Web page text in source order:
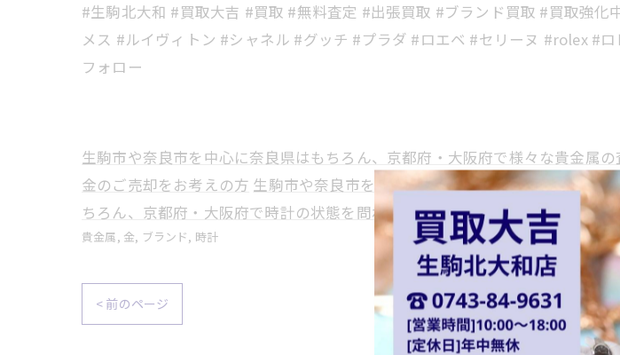
#生駒北大和 #買取大吉 #買取 #無料査定 #出張買取 #ブランド買取 #買取強
メス #ルイヴィトン #シャネル #グッチ #プラダ #ロエベ #セリーヌ #rolex #
フォロー
生駒市や奈良市を中心に奈良県はもちろん、京都府・大阪府で様々な貴金属の
金のご売却をお考えの方 生駒市や奈良市を中心に奈良県はもちろん、京都府
ちろん、京都府・大阪府で時計の状態を問わず歓迎
貴金属 金 ブランド 時計
< 前のページ 一覧に戻